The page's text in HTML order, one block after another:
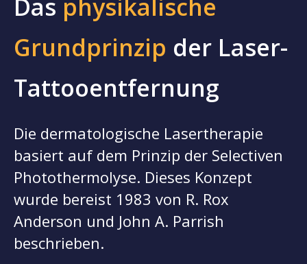
Das physikalische
Grundprinzip der Laser-
Tattooentfernung
Die dermatologische Lasertherapie
basiert auf dem Prinzip der Selectiven
Photothermolyse. Dieses Konzept
wurde bereist 1983 von R. Rox
Anderson und John A. Parrish
beschrieben.